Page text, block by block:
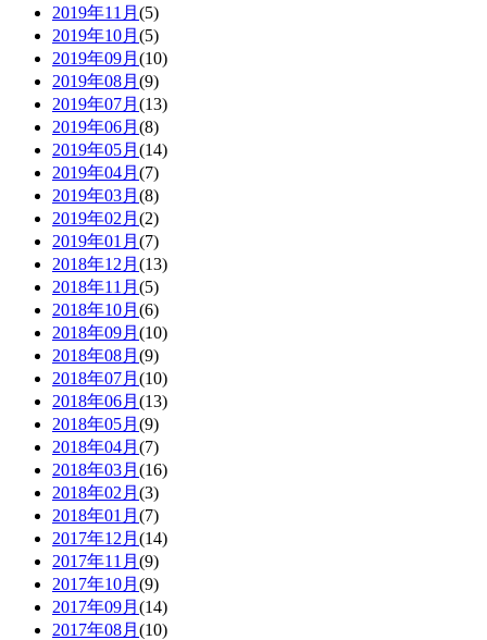
2019年11月 (5)
2019年10月 (5)
2019年09月 (10)
2019年08月 (9)
2019年07月 (13)
2019年06月 (8)
2019年05月 (14)
2019年04月 (7)
2019年03月 (8)
2019年02月 (2)
2019年01月 (7)
2018年12月 (13)
2018年11月 (5)
2018年10月 (6)
2018年09月 (10)
2018年08月 (9)
2018年07月 (10)
2018年06月 (13)
2018年05月 (9)
2018年04月 (7)
2018年03月 (16)
2018年02月 (3)
2018年01月 (7)
2017年12月 (14)
2017年11月 (9)
2017年10月 (9)
2017年09月 (14)
2017年08月 (10)